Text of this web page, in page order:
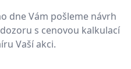
dne Vám pošleme návrh
s cenovou kalkulací
Vaší akci.